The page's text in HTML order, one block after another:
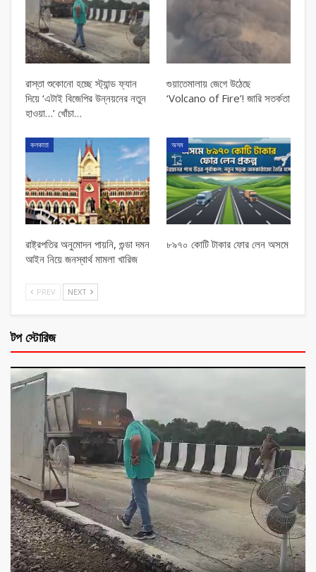
রাস্তা শুকোনো হচ্ছে স্ট্যান্ড ফ্যান
দিয়ে ‘এটাই বিজেপির উন্নয়নের নতুন
হাওয়া…’ খোঁচা…
গুয়াতেমালায় জেগে উঠেছে
‘Volcano of Fire’! জারি সতর্কতা
কলকাতা
রাষ্ট্রপতির অনুমোদন পায়নি, গুন্ডা দমন
আইন নিয়ে জনস্বার্থ মামলা খারিজ
অসম
৮৯৭০ কোটি টাকার ফোর লেন অসমে
PREV NEXT
টপ স্টোরিজ